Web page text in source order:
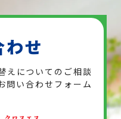
わせ
えについてのご相談
問い合わせフォーム